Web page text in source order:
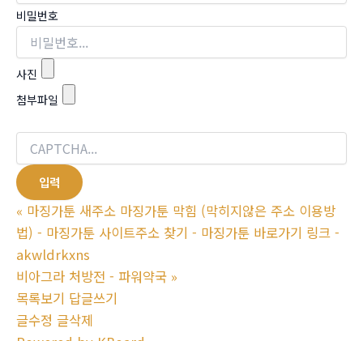
비밀번호
사진
첨부파일
« 마징가툰 새주소 마징가툰 막힘 (막히지않은 주소 이용방
법) - 마징가툰 사이트주소 찾기 - 마징가툰 바로가기 링크 -
akwldrkxns
비아그라 처방전 - 파워약국 »
목록보기 답글쓰기
글수정 글삭제